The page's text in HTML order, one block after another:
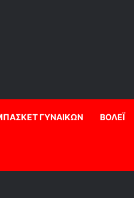
ΓΥΝΑΙΚΩΝ ΒΟΛΕΪ